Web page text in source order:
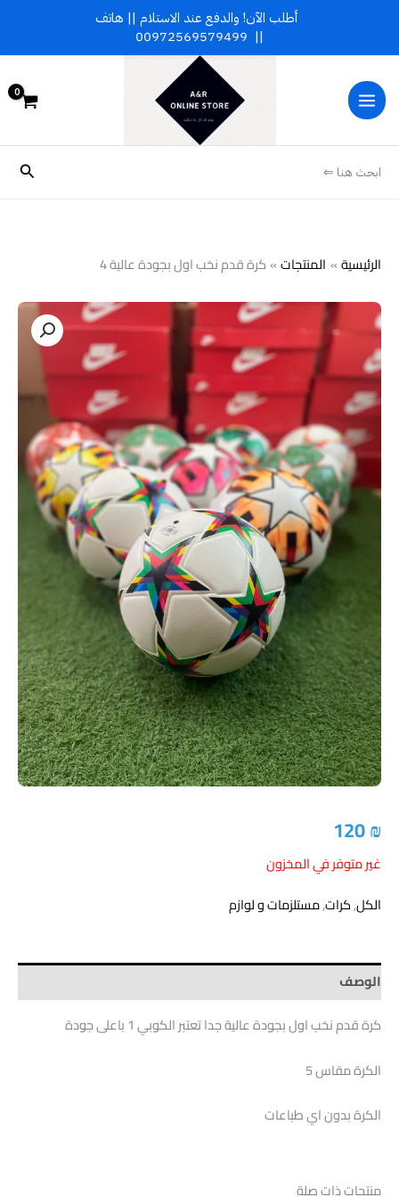
المحتوى
ابحث هنا ⇐
الرئيسية المنتجات كرة قدم نخب اول بجودة عالية 4
120₪
غير متوفر في المخزون
الكل,كرات,مستلزمات و لوازم
الوصف
كرة قدم نخب اول بجودة عالية جدا تعتبر الكوبي 1 باعلى جودة
الكرة مقاس 5
الكرة بدون اي طباعات
منتجات ذات صلة
أطلب الآن! والدفع عند الاستلام || هاتف
||
00972569579499